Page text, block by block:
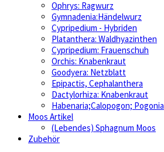
Ophrys: Ragwurz
Gymnadenia:Händelwurz
Cypripedium - Hybriden
Platanthera: Waldhyazinthen
Cypripedium: Frauenschuh
Orchis: Knabenkraut
Goodyera: Netzblatt
Epipactis, Cephalanthera
Dactylorhiza: Knabenkraut
Habenaria;Calopogon; Pogonia
Moos Artikel
(Lebendes) Sphagnum Moos
Zubehör